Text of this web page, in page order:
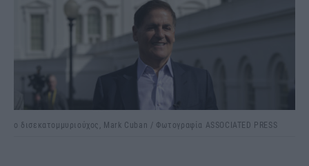
ο δισεκατομμυριούχος, Mark Cuban / Φωτογραφία ASSOCIATED PRESS